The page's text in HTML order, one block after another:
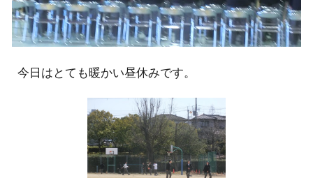
今日はとても暖かい昼休みです。